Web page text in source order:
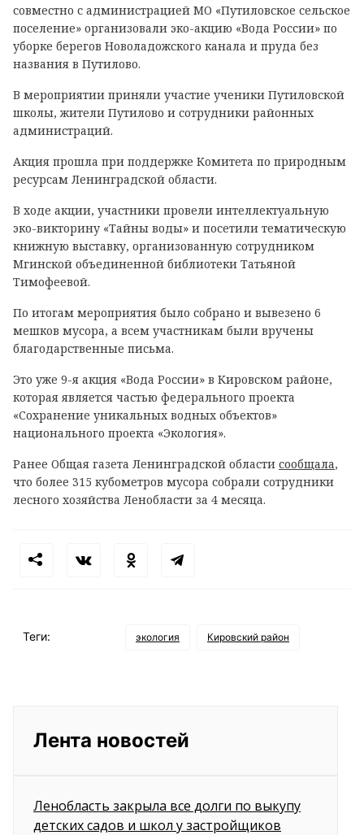
совместно с администрацией МО «Путиловское сельское
поселение» организовали эко-акцию «Вода России» по
уборке берегов Новоладожского канала и пруда без
названия в Путилово.
В мероприятии приняли участие ученики Путиловской
школы, жители Путилово и сотрудники районных
администраций.
Акция прошла при поддержке Комитета по природным
ресурсам Ленинградской области.
В ходе акции, участники провели интеллектуальную
эко-викторину «Тайны воды» и посетили тематическую
книжную выставку, организованную сотрудником
Мгинской объединенной библиотеки Татьяной
Тимофеевой.
По итогам мероприятия было собрано и вывезено 6
мешков мусора, а всем участникам были вручены
благодарственные письма.
Это уже 9-я акция «Вода России» в Кировском районе,
которая является частью федерального проекта
«Сохранение уникальных водных объектов»
национального проекта «Экология».
Ранее Общая газета Ленинградской области сообщала,
что более 315 кубометров мусора собрали сотрудники
лесного хозяйства Ленобласти за 4 месяца.
Теги: экология Кировский район
Лента новостей
Ленобласть закрыла все долги по выкупу
детских садов и школ у застройщиков